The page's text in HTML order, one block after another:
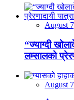
August
“ज्याग्दी
लम्सालको
August